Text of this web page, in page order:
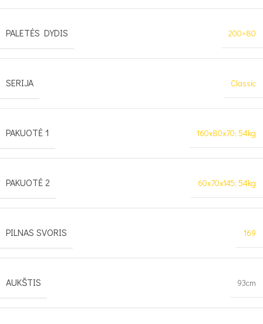
PALETĖS DYDIS 200×80
SERIJA Classic
PAKUOTĖ 1 160x80x70; 54kg
PAKUOTĖ 2 60x70x145; 54kg
PILNAS SVORIS 169
AUKŠTIS 93cm